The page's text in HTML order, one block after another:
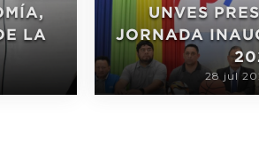
LA
UNVES
JORNADA
28 jul